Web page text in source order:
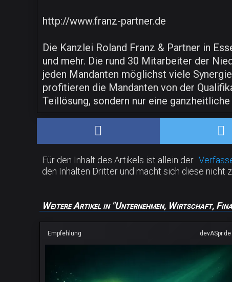
http://www.franz-partner.de
Die Kanzlei Roland Franz & Partner in
und mehr. Die rund 30 Mitarbeiter der
jeden Mandanten möglichst viele
profitieren die Mandanten von der
Teillösung, sondern nur eine
Für den Inhalt des Artikels ist allein der
den Inhalten Dritter und macht sich diese nicht
Weitere Artikel in "Unternehmen, Wirtschaft,
Empfehlung devASpr.de